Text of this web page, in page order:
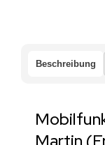
Beschreibung
Martin